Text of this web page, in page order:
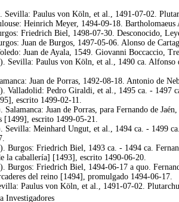
Paulus von Köln, et al., 1491-07-02.
Heinrich Meyer, 1494-09-18.
Friedrich Biel, 1498-07-30. Desconocido,
Juan de Burgos, 1497-05-06. Alonso de
Juan de Ayala, 1549. Giovanni Boccaccio,
Paulus von Köln, et al., 1490 ca. Alfonso
Juan de Porras, 1492-08-18. Antonio de
Valladolid: Pedro Giraldi, et al., 1495 ca. - 1497
escrito 1499-02-11.
Juan de Porras, para Fernando de
[1499], escrito 1499-05-21.
Meinhard Ungut, et al., 1494 ca. - 1499
Burgos: Friedrich Biel, 1493 ca. - 1494 ca.
la caballería] [1493], escrito 1490-06-20.
Friedrich Biel, 1494-06-17 a quo.
del reino [1494], promulgado 1494-06-17.
Paulus von Köln, et al., 1491-07-02.
Investigadores